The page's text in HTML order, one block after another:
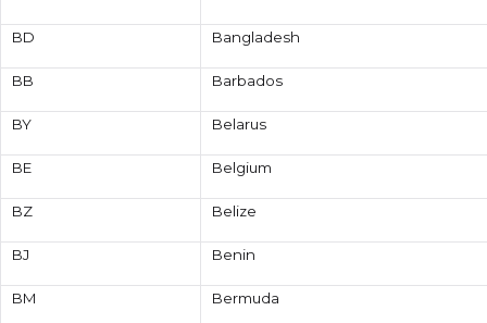
BD Bangladesh
BB Barbados
BY Belarus
BE Belgium
BZ Belize
BJ Benin
BM Bermuda